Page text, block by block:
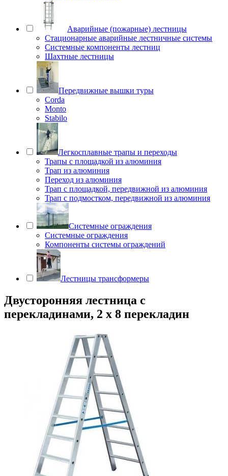
Аварийные (пожарные) лестницы
Стационарные аварийные лестничные системы
Системные компоненты лестниц
Шахтные лестницы
Передвижные вышки туры
Corda
Monto
Stabilo
Легкосплавные трапы и переходы
Трапы с площадкой из алюминия
Трап из алюминия
Переход из алюминия
Трап с площадкой, передвижной из алюминия
Трап с подмостком, передвижной из алюминия
Системные ограждения
Системные ограждения
Компоненты системы ограждений
Лестницы трансформеры
Двусторонняя лестница с
перекладинами, 2 х 8 перекладин